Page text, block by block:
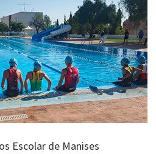
Escolar de Manises